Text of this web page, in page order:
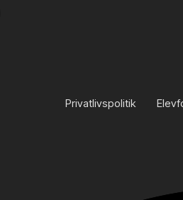
Privatlivspolitik